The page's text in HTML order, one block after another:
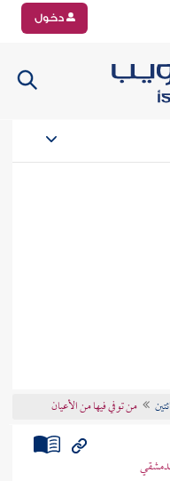
دخول
من توفي فيها من الأعيان